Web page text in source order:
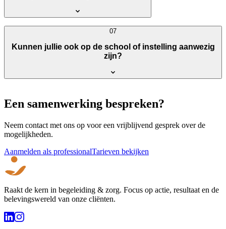
07
Kunnen jullie ook op de school of instelling aanwezig
zijn?
Een samenwerking bespreken?
Neem contact met ons op voor een vrijblijvend gesprek over de
mogelijkheden.
Aanmelden als professionalTarieven bekijken
Raakt de kern in begeleiding & zorg. Focus op actie, resultaat en de
belevingswereld van onze cliënten.